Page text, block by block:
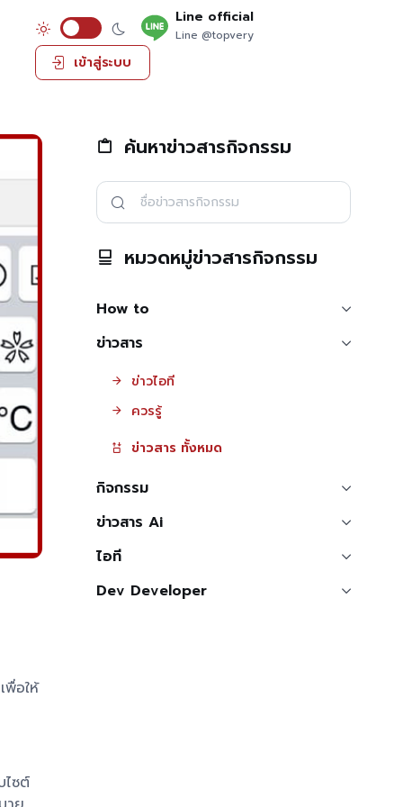
Line official
Line @topvery
เข้าสู่ระบบ
อให้
ไซต์
ค้นหาข่าวสารกิจกรรม
หมวดหมู่ข่าวสารกิจกรรม
How to
ข่าวสาร
ข่าวไอที
ควรรู้
ข่าวสาร ทั้งหมด
กิจกรรม
ข่าวสาร Ai
ไอที
Dev Developer